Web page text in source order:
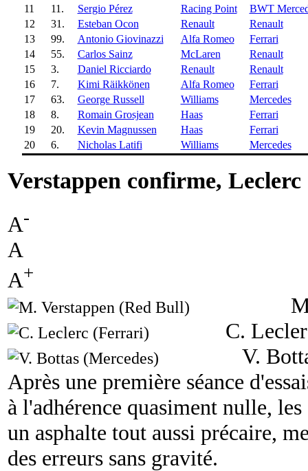
11
11. Sergio Pérez Racing Point
BWT
12
31. Esteban Ocon Renault
Renault
13
99. Antonio Giovinazzi Alfa Romeo
Ferrari
14
55. Carlos Sainz McLaren
Renault
15
3. Daniel Ricciardo Renault
Renault
16
7. Kimi Räikkönen Alfa Romeo
Ferrari
17
63. George Russell Williams
Mercedes
18
8. Romain Grosjean Haas
Ferrari
19
20. Kevin Magnussen Haas
Ferrari
20
6. Nicholas Latifi Williams Mercedes
Verstappen confirme,
A-
A
A+
C.
V.
Après une première séance
à l'adhérence quasiment nulle,
un asphalte tout aussi précaire,
des erreurs sans gravité.